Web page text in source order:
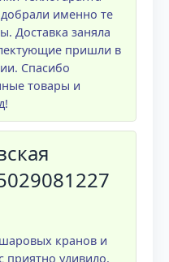
именно те
Доставка заняла
пришли в
Спасибо
товары и
кранов и
приятно удивило.